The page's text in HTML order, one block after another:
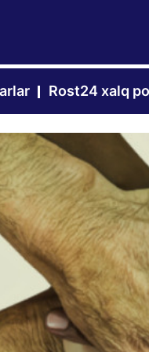
Rost24 xalq